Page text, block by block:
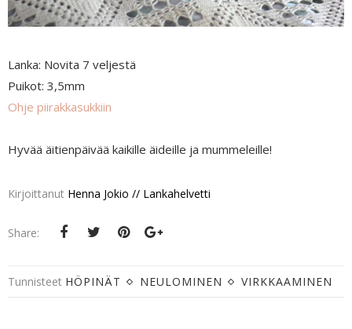
Lanka: Novita 7 veljestä
Puikot: 3,5mm
Ohje piirakkasukkiin
Hyvää äitienpäivää kaikille äideille ja mummeleille!
Kirjoittanut Henna Jokio // Lankahelvetti
Share:
Tunnisteet HÖPINÄT NEULOMINEN VIRKKAAMINEN